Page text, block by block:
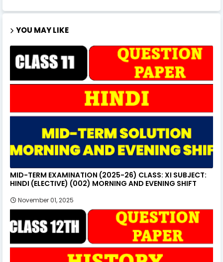
YOU MAY LIKE
MID-TERM EXAMINATION (2025-26) CLASS: XI SUBJECT:
HINDI (ELECTIVE) (002) MORNING AND EVENING SHIFT
November 01, 2025